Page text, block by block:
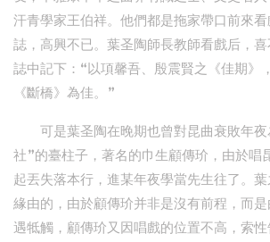
汗青學家王伯祥。他們都是拖家帶口前來
誌，高興不已。葉圣陶師長教師看戲后，
誌中記下：“以項馨吾、殷震賢之《佳期》
《斷橋》為佳。”
可是葉圣陶在晚期也曾對昆曲衰敗年
社”的臺柱子，著名的巾生顧傳玠，由於唱
起丟失落本行，進某年夜學當先生往了。
緣由的，由於顧傳玠并非是沒有前程，而
遇牴觸，顧傳玠又因唱戲的位置不高，索